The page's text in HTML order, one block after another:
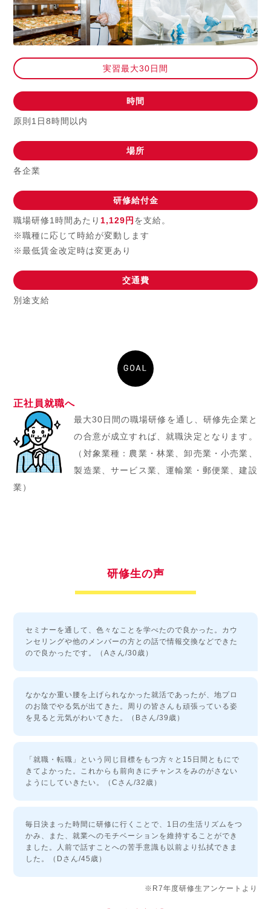
実習最大30日間
時間
原則1日8時間以内
場所
各企業
研修給付金
職場研修1時間あたり1,129円 を支給。
※職種に応じて時給が変動します
※最低賃金改定時は変更あり
交通費
別途支給
正社員就職へ
最大30日間の職場研修を通し、研修先企業と
の合意が成立すれば、就職決定となります。
（対象業種：農業・林業、卸売業・小売業、
製造業、サービス業、運輸業・郵便業、建設
業）
研修生の声
セミナーを通して、色々なことを学べたので良かった。カウ
ンセリングや他のメンバーの方との話で情報交換などできた
ので良かったです。（Aさん/30歳）
なかなか重い腰を上げられなかった就活であったが、地プロ
のお陰でやる気が出てきた。周りの皆さんも頑張っている姿
を見ると元気がわいてきた。（Bさん/39歳）
「就職・転職」という同じ目標をもつ方々と15日間ともにで
きてよかった。これからも前向きにチャンスをみのがさない
ようにしていきたい。（Cさん/32歳）
毎日決まった時間に研修に行くことで、1日の生活リズムをつ
かみ、また、就業へのモチベーションを維持することができ
ました。人前で話すことへの苦手意識も以前より払拭できま
した。（Dさん/45歳）
※R7年度研修生アンケートより